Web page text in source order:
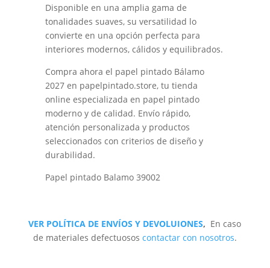
Disponible en una amplia gama de
tonalidades suaves, su versatilidad lo
convierte en una opción perfecta para
interiores modernos, cálidos y equilibrados.
Compra ahora el papel pintado Bálamo
2027 en papelpintado.store, tu tienda
online especializada en papel pintado
moderno y de calidad. Envío rápido,
atención personalizada y productos
seleccionados con criterios de diseño y
durabilidad.
Papel pintado Balamo 39002
VER POLÍTICA DE ENVÍOS Y DEVOLUIONES, En caso
de materiales defectuosos contactar con nosotros.